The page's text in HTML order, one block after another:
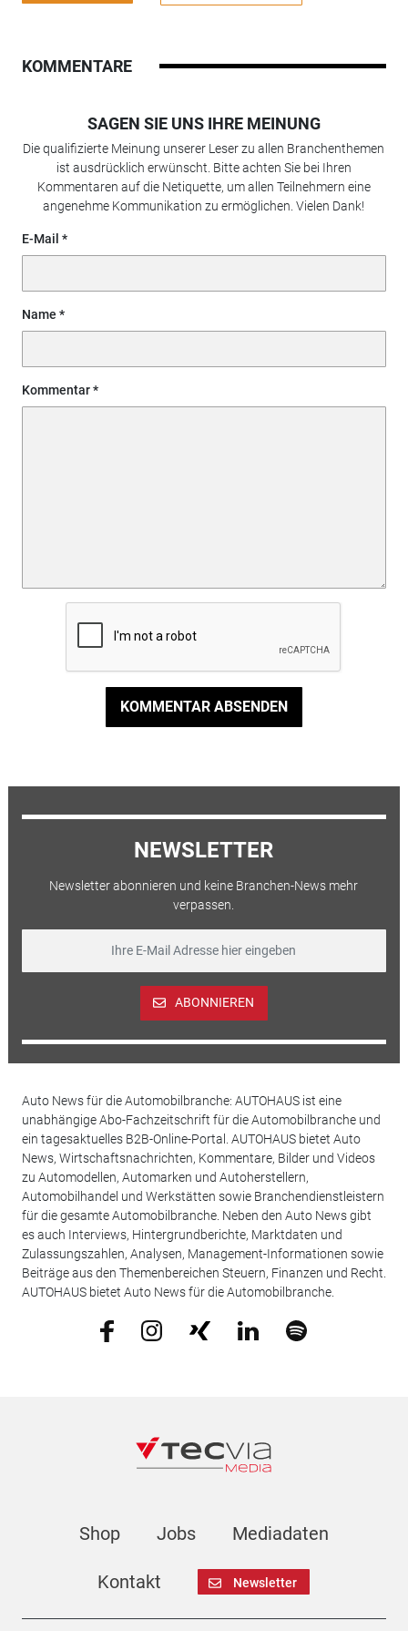
KOMMENTARE
SAGEN SIE UNS IHRE MEINUNG
Die qualifizierte Meinung unserer Leser zu allen Branchenthemen
ist ausdrücklich erwünscht. Bitte achten Sie bei Ihren
Kommentaren auf die Netiquette, um allen Teilnehmern eine
angenehme Kommunikation zu ermöglichen. Vielen Dank!
E-Mail
Name
Kommentar
KOMMENTAR ABSENDEN
NEWSLETTER
Newsletter abonnieren und keine Branchen-News mehr
verpassen.
ABONNIEREN
Auto News für die Automobilbranche: AUTOHAUS ist eine
unabhängige Abo-Fachzeitschrift für die Automobilbranche und
ein tagesaktuelles B2B-Online-Portal. AUTOHAUS bietet Auto
News, Wirtschaftsnachrichten, Kommentare, Bilder und Videos
zu Automodellen, Automarken und Autoherstellern,
Automobilhandel und Werkstätten sowie Branchendienstleistern
für die gesamte Automobilbranche. Neben den Auto News gibt
es auch Interviews, Hintergrundberichte, Marktdaten und
Zulassungszahlen, Analysen, Management-Informationen sowie
Beiträge aus den Themenbereichen Steuern, Finanzen und Recht.
AUTOHAUS bietet Auto News für die Automobilbranche.
Shop Jobs Mediadaten
Kontakt Newsletter